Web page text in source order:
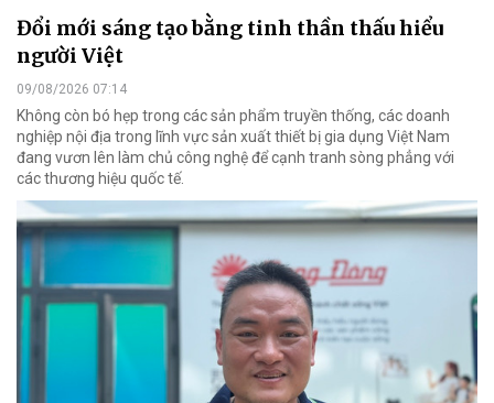
Đổi mới sáng tạo bằng tinh thần thấu hiểu
người Việt
09/08/2026 07:14
Không còn bó hẹp trong các sản phẩm truyền thống, các doanh
nghiệp nội địa trong lĩnh vực sản xuất thiết bị gia dụng Việt Nam
đang vươn lên làm chủ công nghệ để cạnh tranh sòng phẳng với
các thương hiệu quốc tế.